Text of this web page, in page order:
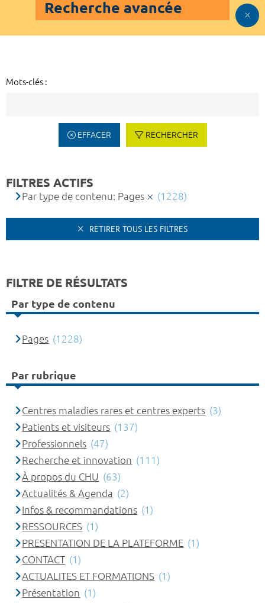
Recherche avancée
Mots-clés :
EFFACER RECHERCHER
FILTRES ACTIFS
Par type de contenu: Pages (1228)
RETIRER TOUS LES FILTRES
FILTRE DE RÉSULTATS
Par type de contenu
Pages (1228)
Par rubrique
Centres maladies rares et centres experts (3)
Patients et visiteurs (137)
Professionnels (47)
Recherche et innovation (111)
À propos du CHU (63)
Actualités & Agenda (2)
Infos & recommandations (1)
RESSOURCES (1)
PRESENTATION DE LA PLATEFORME (1)
CONTACT (1)
ACTUALITES ET FORMATIONS (1)
Présentation (1)